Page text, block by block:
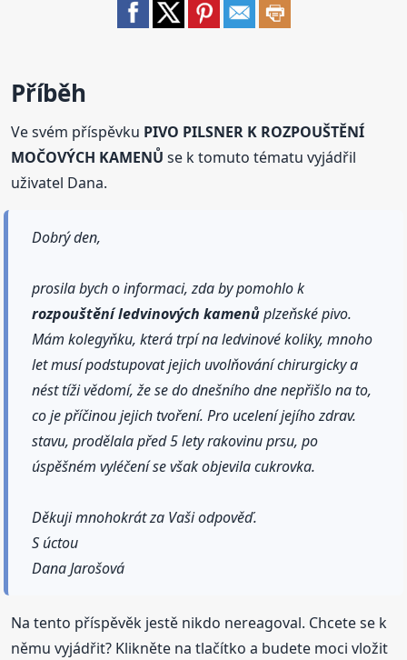
Příběh
Ve svém příspěvku PIVO PILSNER K ROZPOUŠTĚNÍ
MOČOVÝCH KAMENŮ se k tomuto tématu vyjádřil
uživatel Dana.
Dobrý den,
prosila bych o informaci, zda by pomohlo k
rozpouštěníledvinových kamenůplzeňské pivo.
Mám kolegyňku, která trpí na ledvinové koliky, mnoho
let musí podstupovat jejich uvolňování chirurgicky a
nést tíži vědomí, že se do dnešního dne nepřišlo na to,
co je příčinou jejich tvoření. Pro ucelení jejího zdrav.
stavu, prodělala před 5 lety rakovinu prsu, po
úspěšném vyléčení se však objevila cukrovka.
Děkuji mnohokrát za Vaši odpověď.
S úctou
Dana Jarošová
Na tento příspěvěk jestě nikdo nereagoval. Chcete se k
němu vyjádřit? Klikněte na tlačítko a budete moci vložit